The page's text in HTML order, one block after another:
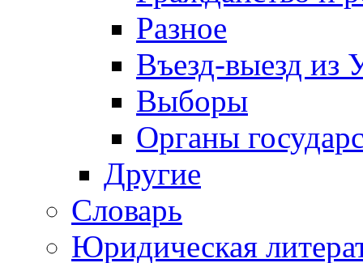
Разное
Въезд-выезд из
Выборы
Органы
Другие
Словарь
Юридическая